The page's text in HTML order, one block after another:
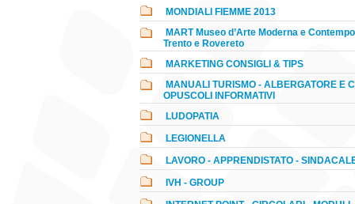
MONDIALI FIEMME 2013
MART Museo d’Arte Moderna e
Trento e Rovereto
MARKETING CONSIGLI & TIPS
MANUALI TURISMO - ALBERGATORE E
OPUSCOLI INFORMATIVI
LUDOPATIA
LEGIONELLA
LAVORO - APPRENDISTATO -
IVH - GROUP